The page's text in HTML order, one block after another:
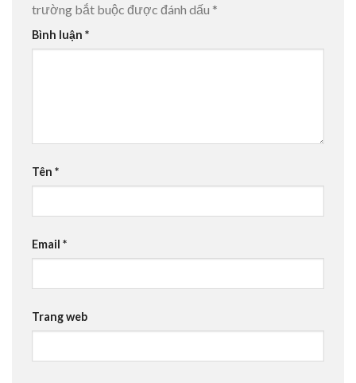
trường bắt buộc được đánh dấu *
Bình luận *
Tên *
Email *
Trang web